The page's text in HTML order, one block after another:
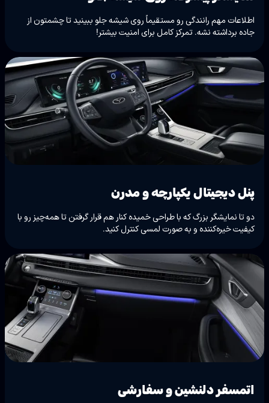
اطلاعات مهم رانندگی رو مستقیماً روی شیشه جلو ببینید تا چشمتون از
جاده برداشته نشه. تمرکز کامل برای امنیت بیشتر!
پنل دیجیتال یکپارچه و مدرن
دو تا نمایشگر بزرگ که با طراحی خمیده کنار هم قرار گرفتن تا همه‌چیز رو با
کیفیت خیره‌کننده و به صورت لمسی کنترل کنید.
اتمسفر دلنشین و سفارشی